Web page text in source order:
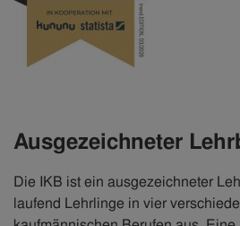
Ausgezeichneter
Die IKB ist ein ausgezeichneter
laufend Lehrlinge in vier